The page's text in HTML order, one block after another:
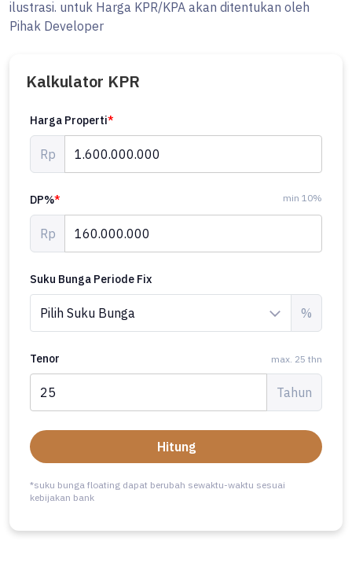
ilustrasi. untuk Harga KPR/KPA akan ditentukan oleh
Pihak Developer
Kalkulator KPR
Harga Properti*
Rp
DP%* min 10%
Rp
Suku Bunga Periode Fix
%
Tenor max. 25 thn
Tahun
Hitung
*suku bunga floating dapat berubah sewaktu-waktu sesuai
kebijakan bank